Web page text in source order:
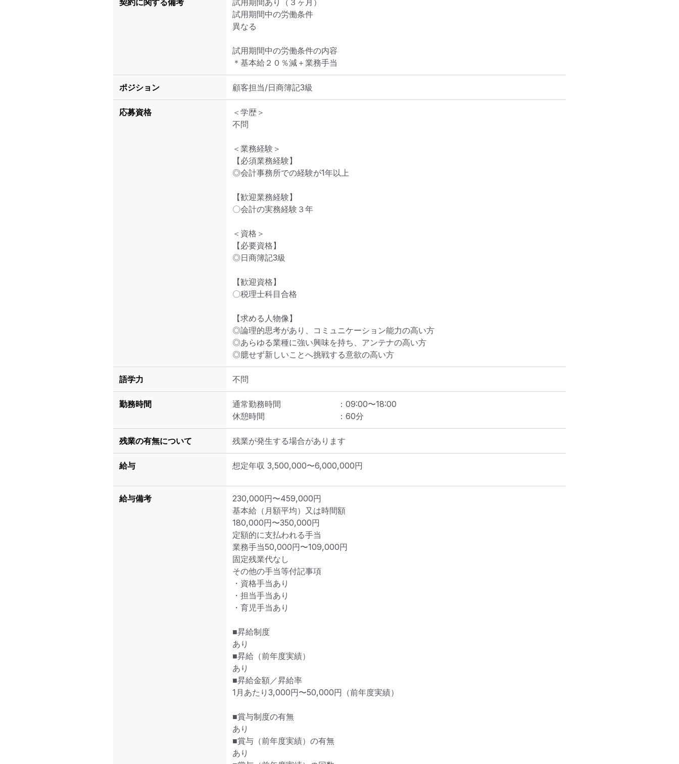
契約に関する備考
試用期間あり（３ヶ月）
試用期間中の労働条件
異なる
試用期間中の労働条件の内容
＊基本給２０％減＋業務手当
ポジション 顧客担当/日商簿記3級
応募資格
＜学歴＞
不問
＜業務経験＞
【必須業務経験】
◎会計事務所での経験が1年以上
【歓迎業務経験】
〇会計の実務経験３年
＜資格＞
【必要資格】
◎日商簿記3級
【歓迎資格】
〇税理士科目合格
【求める人物像】
◎論理的思考があり、コミュニケーション能力の高い方
◎あらゆる業種に強い興味を持ち、アンテナの高い方
◎臆せず新しいことへ挑戦する意欲の高い方
語学力 不問
勤務時間 通常勤務時間 ： 09:00〜18:00
休憩時間
： 60分
残業の有無について 残業が発生する場合があります
給与 想定年収 3,500,000〜6,000,000円
給与備考
230,000円〜459,000円
基本給（月額平均）又は時間額
180,000円〜350,000円
定額的に支払われる手当
業務手当50,000円〜109,000円
固定残業代なし
その他の手当等付記事項
・資格手当あり
・担当手当あり
・育児手当あり
■昇給制度
あり
■昇給（前年度実績）
あり
■昇給金額／昇給率
1月あたり3,000円〜50,000円（前年度実績）
■賞与制度の有無
あり
■賞与（前年度実績）の有無
あり